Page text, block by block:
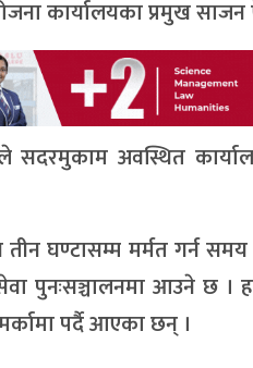
कार्यालयका प्रमुख साजन
अवस्थित
घण्टासम्म मर्मत गर्न
पुनःसञ्चालनमा आउने छ
पर्दै आएका छन् ।